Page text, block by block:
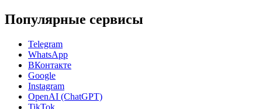
Популярные сервисы
Telegram
WhatsApp
ВКонтакте
Google
Instagram
OpenAI (ChatGPT)
TikTok